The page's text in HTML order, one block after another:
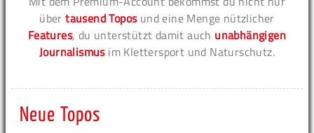
übertausend Toposund eine Menge nützlicher
Features, du unterstützt damit auch unabhängigen
Journalismusim Klettersport und Naturschutz.
Neue Topos